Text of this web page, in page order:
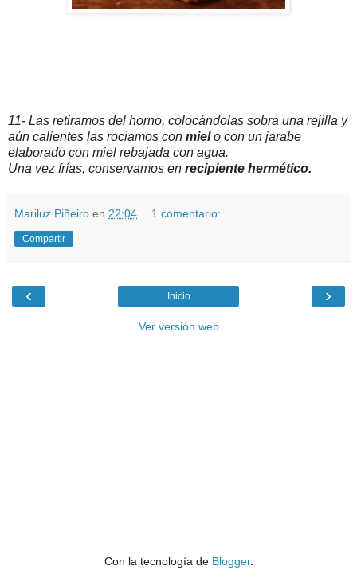
11- Las retiramos del horno, colocándolas sobra una rejilla y
aún calientes las rociamos con mielo con un jarabe
elaborado con miel rebajada con agua.
Una vez frías, conservamos en recipiente hermético.
Mariluz Piñeiro en 22:04 1 comentario:
Compartir
‹ ›
Inicio
Ver versión web
Con la tecnología de Blogger.